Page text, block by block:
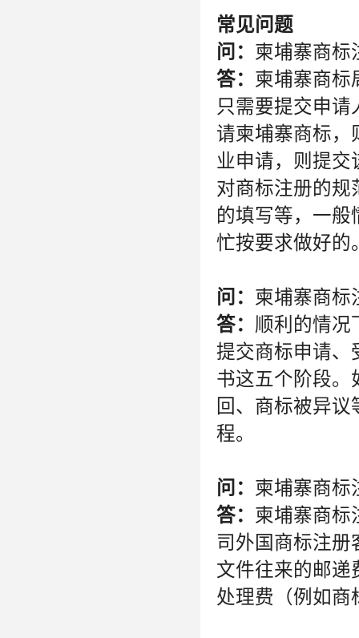
常见问题
问： 柬埔寨商标
答： 柬埔寨商标
只需要提交申
请柬埔寨商标，
业申请，则提交
对商标注册的规
的填写等，一般
忙按要求做好的
问： 柬埔寨商标
答： 顺利的情况
提交商标申请、
书这五个阶段。
回、商标被异
程。
问： 柬埔寨商标
答： 柬埔寨商标
司外国商标注册
文件往来的邮递
处理费（例如商